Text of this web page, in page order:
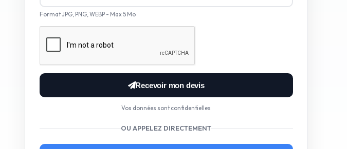
Format JPG, PNG, WEBP - Max 5 Mo
Recevoir mon devis
Vos données sont confidentielles
OU APPELEZ DIRECTEMENT